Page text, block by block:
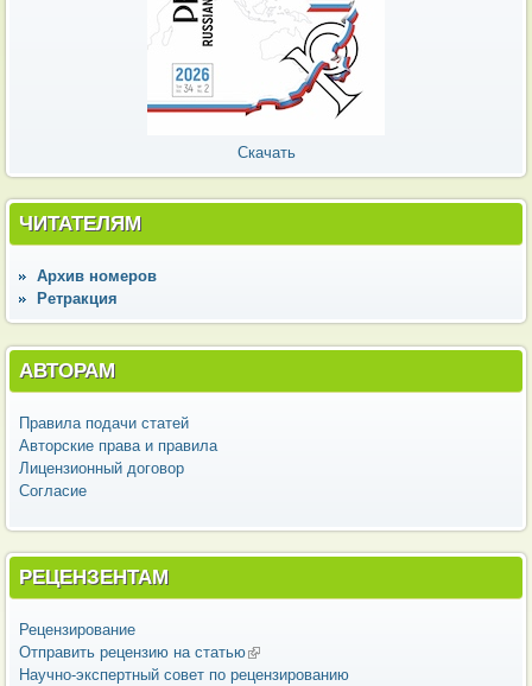
Скачать
ЧИТАТЕЛЯМ
Архив номеров
Ретракция
АВТОРАМ
Правила подачи статей
Авторские права и правила
Лицензионный договор
Согласие
РЕЦЕНЗЕНТАМ
Рецензирование
Отправить рецензию на статью(внешняя ссылка)
Научно-экспертный совет по рецензированию